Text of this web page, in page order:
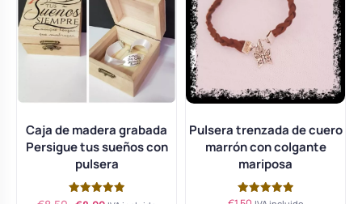
Caja de madera grabada
Persigue tus sueños con
pulsera
Valorado
Pulsera trenzada de cuero
marrón con colgante
mariposa
Valorado